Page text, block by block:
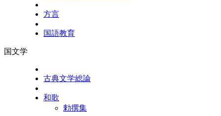
方言
国語教育
国文学
古典文学総論
和歌
勅撰集